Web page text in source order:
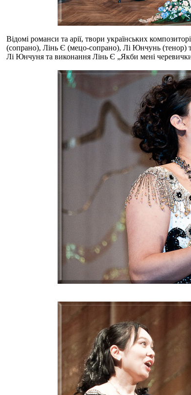
Відомі романси та арії, твори українських
(сопрано), Лінь Є (мецо-сопрано), Лі Юнчунь (тенор)
Лі Юнчуня та виконання Лінь Є „Якби мені